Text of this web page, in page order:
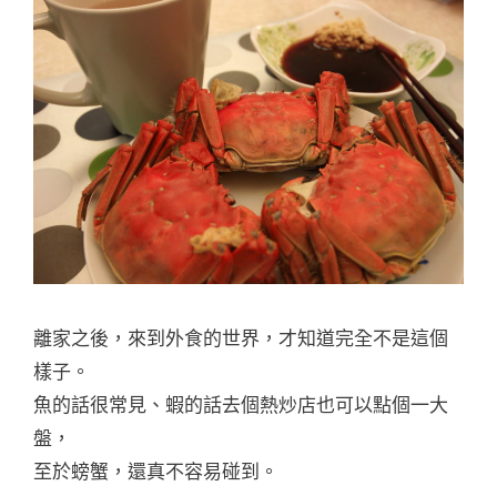
離家之後，來到外食的世界，才知道完全不是這個
樣子。
魚的話很常見、蝦的話去個熱炒店也可以點個一大
盤，
至於螃蟹，還真不容易碰到。